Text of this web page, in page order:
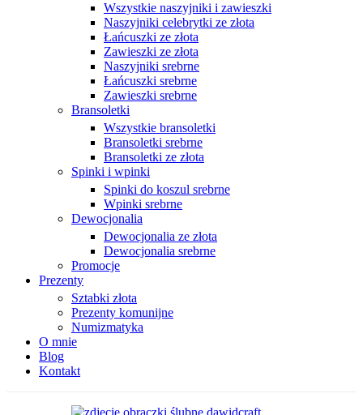
Wszystkie naszyjniki i zawieszki
Naszyjniki celebrytki ze złota
Łańcuszki ze złota
Zawieszki ze złota
Naszyjniki srebrne
Łańcuszki srebrne
Zawieszki srebrne
Bransoletki
Wszystkie bransoletki
Bransoletki srebrne
Bransoletki ze złota
Spinki i wpinki
Spinki do koszul srebrne
Wpinki srebrne
Dewocjonalia
Dewocjonalia ze złota
Dewocjonalia srebrne
Promocje
Prezenty
Sztabki złota
Prezenty komunijne
Numizmatyka
O mnie
Blog
Kontakt